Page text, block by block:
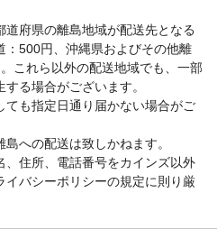
府県の離島地域が配送先となる
：500円、沖縄県およびその他離
これら以外の配送地域でも、一部
る場合がございます。
ても指定日通り届かない場合がご
への配送は致しかねます。
、住所、電話番号をカインズ以外
イバシーポリシーの規定に則り厳